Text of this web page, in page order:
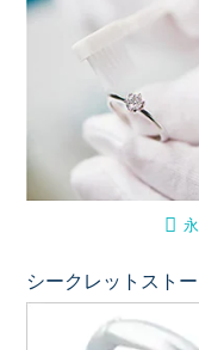
シークレットスト